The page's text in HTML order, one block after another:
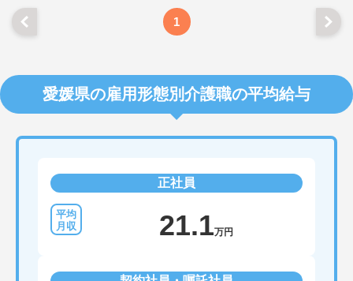
1
愛媛県の雇用形態別介護職の平均給与
正社員
21.1万円